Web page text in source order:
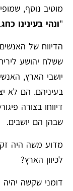
מוטיב נוסף,
"ונהי בעינינו
הדיווח של
ששלח יהושע
יושבי הארץ,
בעיניהם. הם לא
דיווחו בצורה
שבהן הם יושבים.
מדוע משה היה
לכיוון הארץ?
דומני שקשה